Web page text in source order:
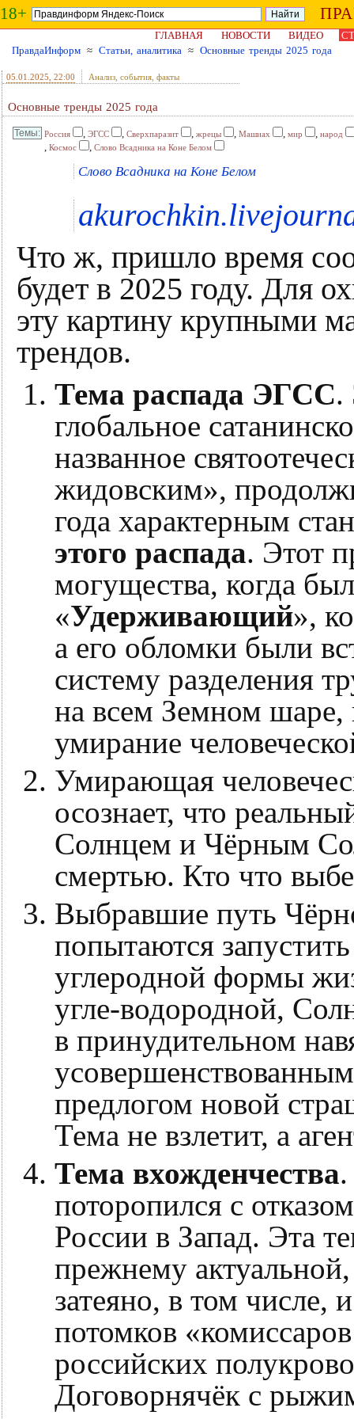
18+
ГЛАВНАЯ НОВОСТИ ВИДЕО
ПравдаИнформ ≈ Статьи, аналитика ≈ Основные тренды 2025 года
05.01.2025 , 22:00 Анализ, события, факты
Основные тренды 2025 года
Россия , ЭГСС , Сверхпаразит , жрецы , Машиах , мир , народ
, Космос , Слово Всадника на Коне Белом
Слово Всадника на Коне Белом
Что ж, пришло время
будет в 2025 году. Для
эту картину крупными
трендов.
Тема распада ЭГСС.
глобальное
названное
жидовским»,
года характерным
этого распада. Этот
могущества, когда
«Удерживающий»,
а его обломки были
систему разделения
на всем Земном шаре,
умирание
Умирающая
осознает, что
Солнцем и Чёрным
смертью. Кто что
Выбравшие путь
попытаются
углеродной формы
угле-водородной,
в принудительном
предлогом новой
Тема не взлетит, а
Тема вхожденчества
поторопился с
России в Запад. Эта
прежнему
затеяно, в том числе,
потомков
российских
Договорнячёк с